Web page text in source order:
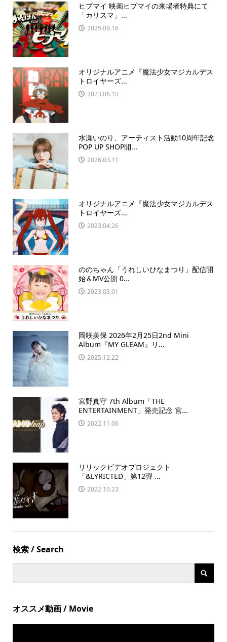
ヒプマイ 映画ヒプマイの来場者特典にて
「カリスマ」...
2025.09.16
オリジナルアニメ『魔法少女マジカルデス
トロイヤーズ...
2023.06.10
水瀬いのり、アーティスト活動10周年記念
POP UP SHOP開...
2026.03.11
オリジナルアニメ『魔法少女マジカルデス
トロイヤーズ...
2023.04.26
ののちゃん「うれしいひなまつり」配信開
始＆MV公開 0...
2023.03.01
岡咲美保 2026年2月25日2nd Mini
Album『MY GLEAM』リ...
2025.12.22
宮野真守 7th Album「THE
ENTERTAINMENT」発売記念 宮...
2022.11.06
リリックビデオプロジェクト
「&LYRICTED」第12弾 ...
2022.10.23
検索 / Search
オススメ動画 / Movie